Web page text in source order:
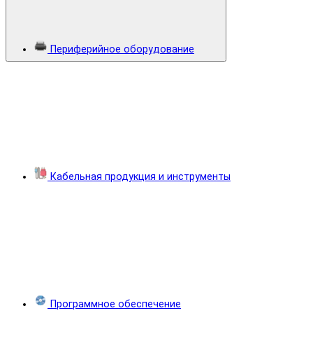
Периферийное оборудование
Кабельная продукция и инструменты
Программное обеспечение